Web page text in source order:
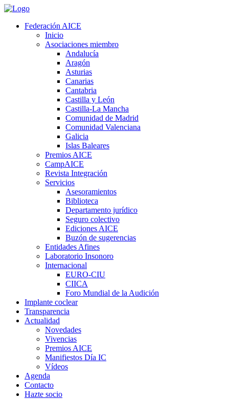
Federación AICE
Inicio
Asociaciones miembro
Andalucía
Aragón
Asturias
Canarias
Cantabria
Castilla y León
Castilla-La Mancha
Comunidad de Madrid
Comunidad Valenciana
Galicia
Islas Baleares
Premios AICE
CampAICE
Revista Integración
Servicios
Asesoramientos
Biblioteca
Departamento jurídico
Seguro colectivo
Ediciones AICE
Buzón de sugerencias
Entidades Afines
Laboratorio Insonoro
Internacional
EURO-CIU
CIICA
Foro Mundial de la Audición
Implante coclear
Transparencia
Actualidad
Novedades
Vivencias
Premios AICE
Manifiestos Día IC
Vídeos
Agenda
Contacto
Hazte socio